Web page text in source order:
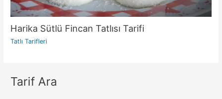
Harika Sütlü Fincan Tatlısı Tarifi
Tatlı Tarifleri
Tarif Ara